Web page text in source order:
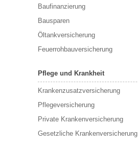
Baufinanzierung
Bausparen
Öltankversicherung
Feuerrohbauversicherung
Pflege und Krankheit
Krankenzusatzversicherung
Pflegeversicherung
Private Krankenversicherung
Gesetzliche Krankenversicherung